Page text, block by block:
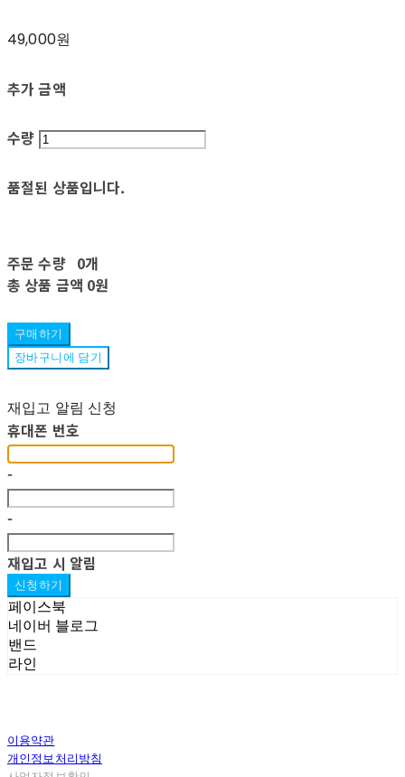
49,000원
추가 금액
수량
품절된 상품입니다.
주문 수량 0개
총 상품 금액 0원
구매하기
장바구니에 담기
재입고 알림 신청
휴대폰 번호
-
-
재입고 시 알림
신청하기
페이스북
네이버 블로그
밴드
라인
이용약관
개인정보처리방침